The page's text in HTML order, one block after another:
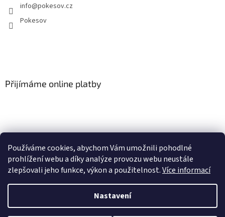
Používáme cookies, abychom Vám umožnili pohodlné
prohlížení webu a díky analýze provozu webu neustále
zlepšovali jeho funkce, výkon a použitelnost.Více informací
Nastavení
info@pokesov.cz
Pokesov
Přijímáme online platby
SLOVNÍČEK POJMŮ
Vytvořil Shoptet